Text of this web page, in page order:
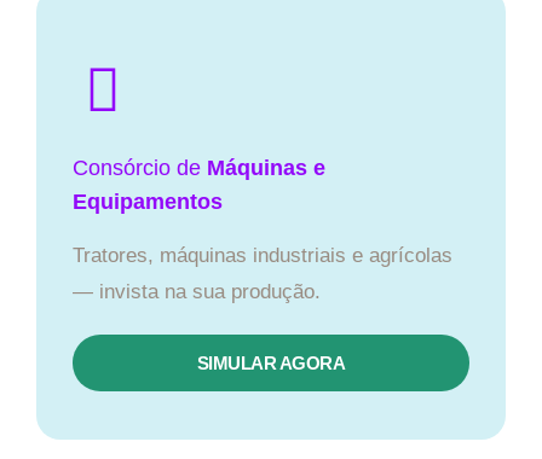
Consórcio de Máquinas e
Equipamentos
Tratores, máquinas industriais e agrícolas
— invista na sua produção.
SIMULAR AGORA